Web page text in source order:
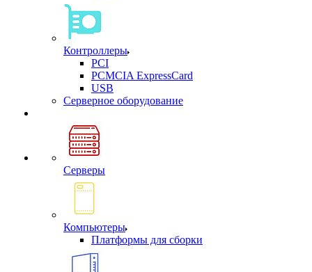
Контроллеры
PCI
PCMCIA ExpressCard
USB
Cерверное оборудование
Серверы
Компьютеры
Платформы для сборки